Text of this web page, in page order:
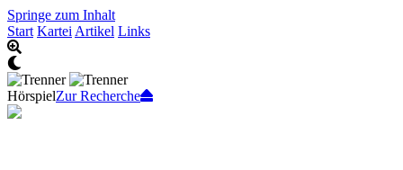
Springe zum Inhalt
Start Kartei Artikel Links
HörspielZur Recherche